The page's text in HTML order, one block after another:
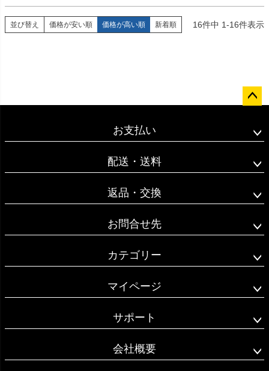
並び替え 価格が安い順 価格が高い順 新着順 16件中 1-16件表示
ップ
お支払い
配送・送料
返品・交換
お問合せ先
カテゴリー
マイページ
サポート
会社概要